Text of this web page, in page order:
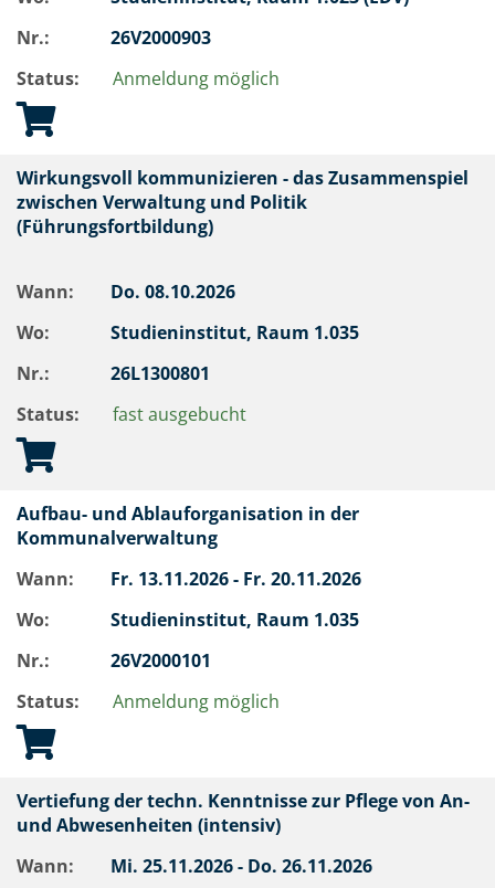
Nr.:
26V2000903
Status:
Anmeldung möglich
Wirkungsvoll kommunizieren - das Zusammenspiel
zwischen Verwaltung und Politik
(Führungsfortbildung)
Wann: Do. 08.10.2026
Wo:
Studieninstitut, Raum 1.035
Nr.:
26L1300801
Status:
fast ausgebucht
Aufbau- und Ablauforganisation in der
Kommunalverwaltung
Wann:
Fr. 13.11.2026 - Fr. 20.11.2026
Wo:
Studieninstitut, Raum 1.035
Nr.:
26V2000101
Status:
Anmeldung möglich
Vertiefung der techn. Kenntnisse zur Pflege von An-
und Abwesenheiten (intensiv)
Wann:
Mi. 25.11.2026 - Do. 26.11.2026